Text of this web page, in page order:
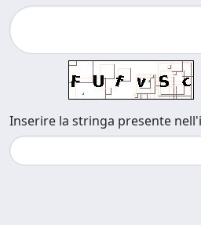
Inserire la stringa presente